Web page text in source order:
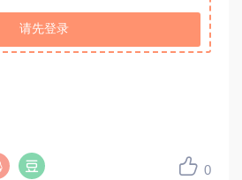
请先登录
0